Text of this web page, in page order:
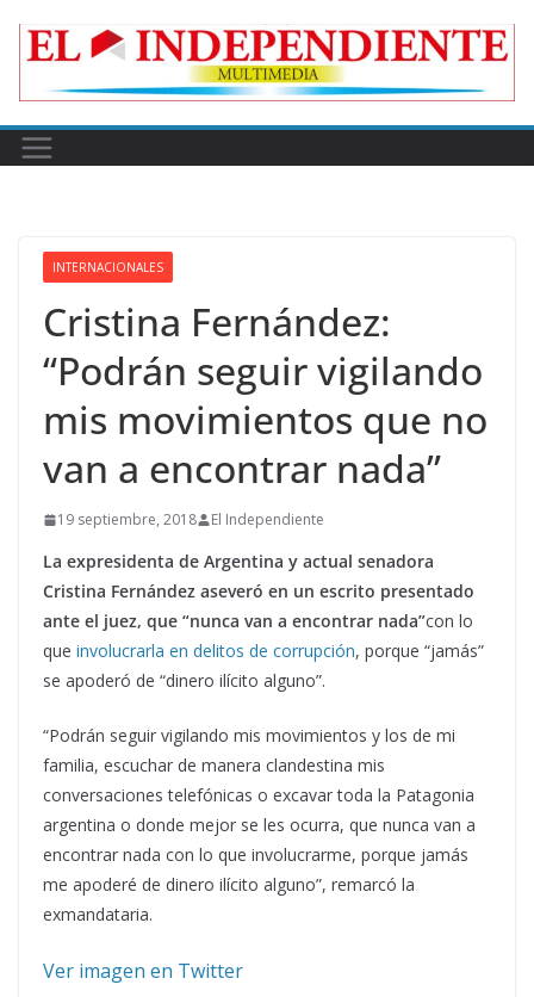
INTERNACIONALES
Cristina Fernández:
“Podrán seguir vigilando
mis movimientos que no
van a encontrar nada”
19 septiembre, 2018 El Independiente
La expresidenta de Argentina y actual senadora
Cristina Fernández aseveró en un escrito presentado
ante el juez, que “nunca van a encontrar nada”con lo
que involucrarla en delitos de corrupción, porque “jamás”
se apoderó de “dinero ilícito alguno”.
“Podrán seguir vigilando mis movimientos y los de mi
familia, escuchar de manera clandestina mis
conversaciones telefónicas o excavar toda la Patagonia
argentina o donde mejor se les ocurra, que nunca van a
encontrar nada con lo que involucrarme, porque jamás
me apoderé de dinero ilícito alguno”, remarcó la
exmandataria.
Ver imagen en Twitter